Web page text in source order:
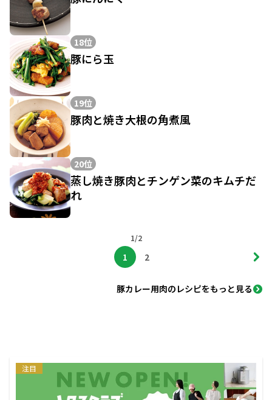
18位
豚にら玉
19位
豚肉と焼き大根の角煮風
20位
蒸し焼き豚肉とチンゲン菜のキムチだ
れ
1/2
1 2
豚カレー用肉のレシピをもっと見る
注目